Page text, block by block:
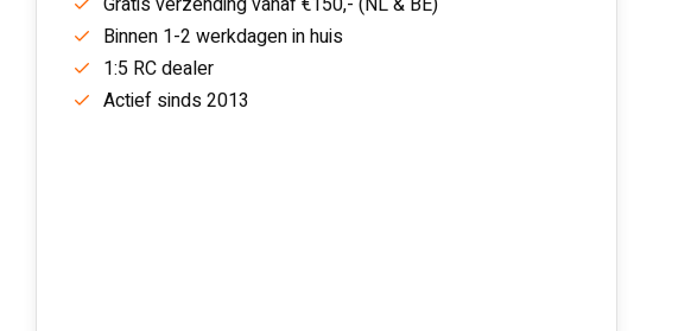
Binnen 1-2 werkdagen in huis
1:5 RC dealer
Actief sinds 2013